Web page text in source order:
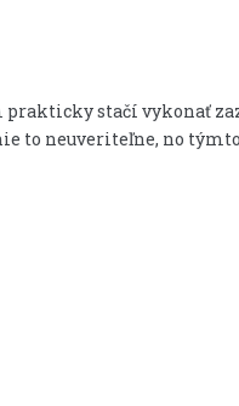
stačí vykonať
to neuveriteľne, no